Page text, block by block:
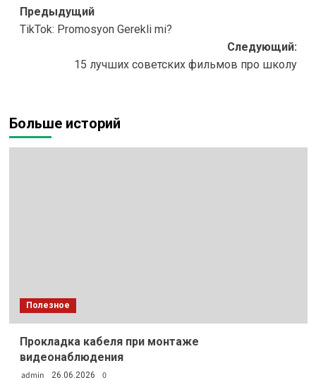
Навигация
записи
Предыдущий
TikTok: Promosyon Gerekli mi?
Следующий:
15 лучших советских фильмов про школу
Больше историй
Полезное
Прокладка кабеля при монтаже
видеонаблюдения
admin 26.06.2026 0